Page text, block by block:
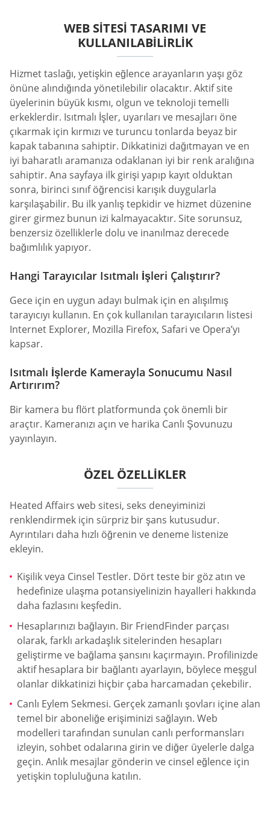
WEB SITESI TASARIMI VE
KULLANILABILIRLIK
Hizmet taslağı, yetişkin eğlence arayanların yaşı göz
önüne alındığında yönetilebilir olacaktır. Aktif site
üyelerinin büyük kısmı, olgun ve teknoloji temelli
erkeklerdir. Isıtmalı İşler, uyarıları ve mesajları öne
çıkarmak için kırmızı ve turuncu tonlarda beyaz bir
kapak tabanına sahiptir. Dikkatinizi dağıtmayan ve en
iyi baharatlı aramanıza odaklanan iyi bir renk aralığına
sahiptir. Ana sayfaya ilk girişi yapıp kayıt olduktan
sonra, birinci sınıf öğrencisi karışık duygularla
karşılaşabilir. Bu ilk yanlış tepkidir ve hizmet düzenine
girer girmez bunun izi kalmayacaktır. Site sorunsuz,
benzersiz özelliklerle dolu ve inanılmaz derecede
bağımlılık yapıyor.
Hangi Tarayıcılar Isıtmalı İşleri Çalıştırır?
Gece için en uygun adayı bulmak için en alışılmış
tarayıcıyı kullanın. En çok kullanılan tarayıcıların listesi
Internet Explorer, Mozilla Firefox, Safari ve Opera’yı
kapsar.
Isıtmalı İşlerde Kamerayla Sonucumu Nasıl
Artırırım?
Bir kamera bu flört platformunda çok önemli bir
araçtır. Kameranızı açın ve harika Canlı Şovunuzu
yayınlayın.
ÖZEL ÖZELLIKLER
Heated Affairs web sitesi, seks deneyiminizi
renklendirmek için sürpriz bir şans kutusudur.
Ayrıntıları daha hızlı öğrenin ve deneme listenize
ekleyin.
Kişilik veya Cinsel Testler. Dört teste bir göz atın ve
hedefinize ulaşma potansiyelinizin hayalleri hakkında
daha fazlasını keşfedin.
Hesaplarınızı bağlayın. Bir FriendFinder parçası
olarak, farklı arkadaşlık sitelerinden hesapları
geliştirme ve bağlama şansını kaçırmayın. Profilinizde
aktif hesaplara bir bağlantı ayarlayın, böylece meşgul
olanlar dikkatinizi hiçbir çaba harcamadan çekebilir.
Canlı Eylem Sekmesi. Gerçek zamanlı şovları içine alan
temel bir aboneliğe erişiminizi sağlayın. Web
modelleri tarafından sunulan canlı performansları
izleyin, sohbet odalarına girin ve diğer üyelerle dalga
geçin. Anlık mesajlar gönderin ve cinsel eğlence için
yetişkin topluluğuna katılın.